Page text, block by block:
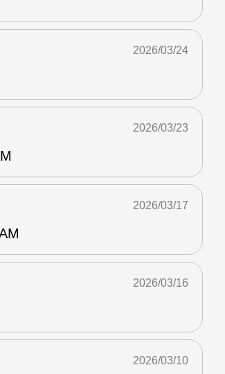
2026/03/24
2026/03/23
2026/03/17
2026/03/16
2026/03/10